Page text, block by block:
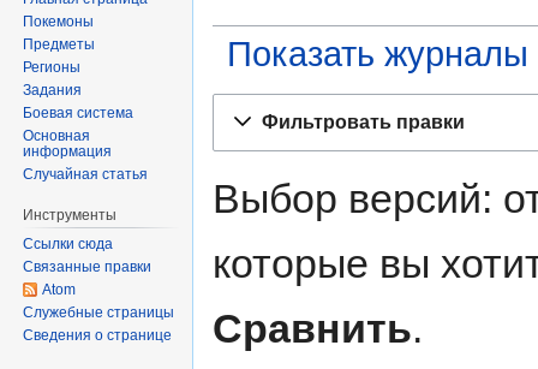
Показать
Фильтровать правки
Выбор версий:
которые вы
Сравнить.
Покемоны
Предметы
Регионы
Задания
Боевая система
Основная
информация
Случайная статья
Инструменты
Ссылки сюда
Связанные правки
Atom
Служебные страницы
Сведения о странице